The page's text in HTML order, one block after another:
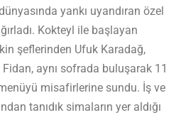
yankı uyandıran özel
Kokteyl ile başlayan
şeflerinden Ufuk Karadağ,
aynı sofrada buluşarak 11
misafirlerine sundu. İş ve
tanıdık simaların yer aldığı